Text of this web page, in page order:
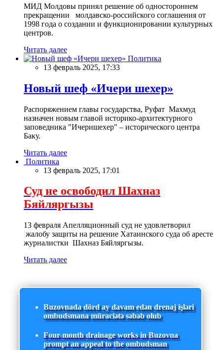
МИД Молдовы принял решение об одностороннем
прекращении молдавско-российского соглашения от
1998 года о создании и функционировании культурных
центров.
Читать далее
Политика
13 февраль 2025, 17:33
Новый шеф «Ичери шехер»
Распоряжением главы государства, Руфат Махмуд
назначен новым главой историко-архитектурного
заповедника "Ичеришехер" – исторического центра
Баку.
Читать далее
Политика
13 февраль 2025, 17:01
Суд не освободил Шахназ
Бяйляргызы
13 февраля Апелляционный суд не удовлетворил
жалобу защиты на решение Хатаинского суда об аресте
журналистки Шахназ Бяйляргызы.
Читать далее
Buzovnada dörd ay davam edən drenaj işləri
ombudsmana müraciətə səbəb olub
Four-month drainage works in Buzovna
prompt an appeal to the ombudsman